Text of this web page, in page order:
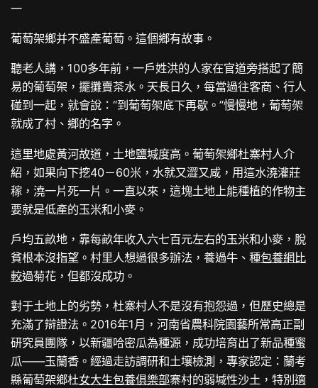
一
葡萄架鄉并不盛產葡萄。這個鄉有故事。
聽老人講，100多年前，一戶姓洪的人家在官道旁搭起了簡
易的葡萄架，擺攤賣茶水。天長日久，每當過往客商、行人
碰到一起，就會說：“到葡萄架底下再歇。”慢慢地，葡萄架
就成了村、鄉的名字。
這里地處黃河故道，土地鹽堿度高。葡萄架鄉杜寨村人介
紹，如果向下挖40－60米，水就又澀又咸，用這水澆灌莊
稼，澆一片死一片。一直以來，這塊土地上能種植的作物主
要就是低產的玉米和小麥。
戶均五畝地，靠每畝年收入六七百元左右的玉米和小麥，脫
貧根本沒指望。村里人想過很多辦法，養過牛、種包養網比
較過菊花，但都沒成功。
對于土地上的劣勢，杜寨村人不是沒有抱怨過，但歷史總是
充滿了辯證法。2016年1月，河南省農科院園藝所常高正副
研究員團隊，以新疆哈密瓜為種源，成功培育出了新品種蜜
瓜——玉蘭香。經過走訪調研和土壤檢測，專家認定：蘭考
縣葡萄架鄉杜女大生包養俱樂部寨村的弱堿性沙土，特別適